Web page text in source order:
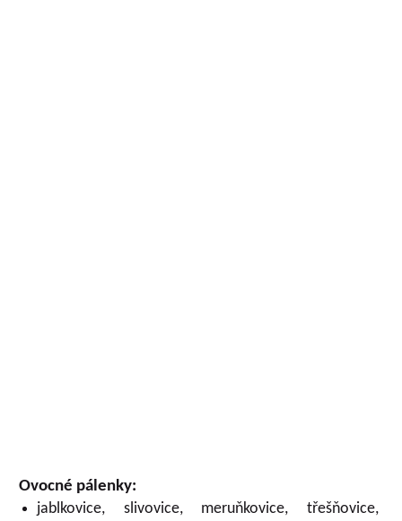
Ovocné pálenky:
jablkovice, slivovice, meruňkovice, třešňovice,